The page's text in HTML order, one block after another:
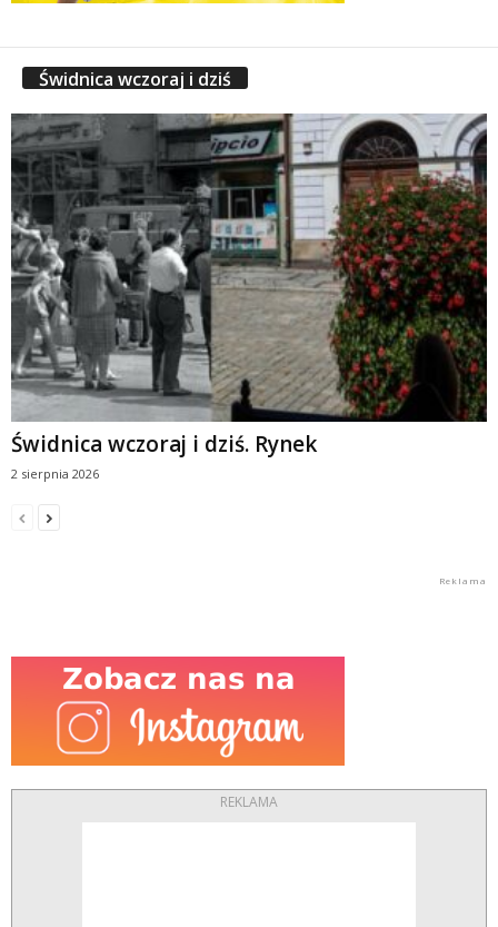
Świdnica wczoraj i dziś
Świdnica wczoraj i dziś. Rynek
2 sierpnia 2026
REKLAMA